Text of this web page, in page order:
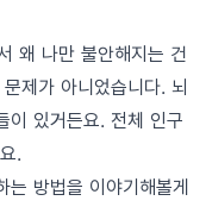
왜 나만 불안해지는 건
제가 아니었습니다. 뇌
이 있거든요. 전체 인구
.
방법을 이야기해볼게